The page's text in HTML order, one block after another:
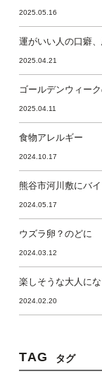
2025.05.16
運がいい人の口癖
2025.04.21
ゴールデンウィー
2025.04.11
食物アレルギー
2024.10.17
熊谷市河川敷にバ
2024.05.17
ウズラ卵？のどに
2024.03.12
楽しそうな大人に
2024.02.20
TAG タグ